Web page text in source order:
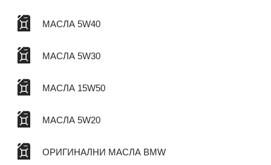
МАСЛА 5W40
МАСЛА 5W30
МАСЛА 15W50
МАСЛА 5W20
ОРИГИНАЛНИ МАСЛА BMW